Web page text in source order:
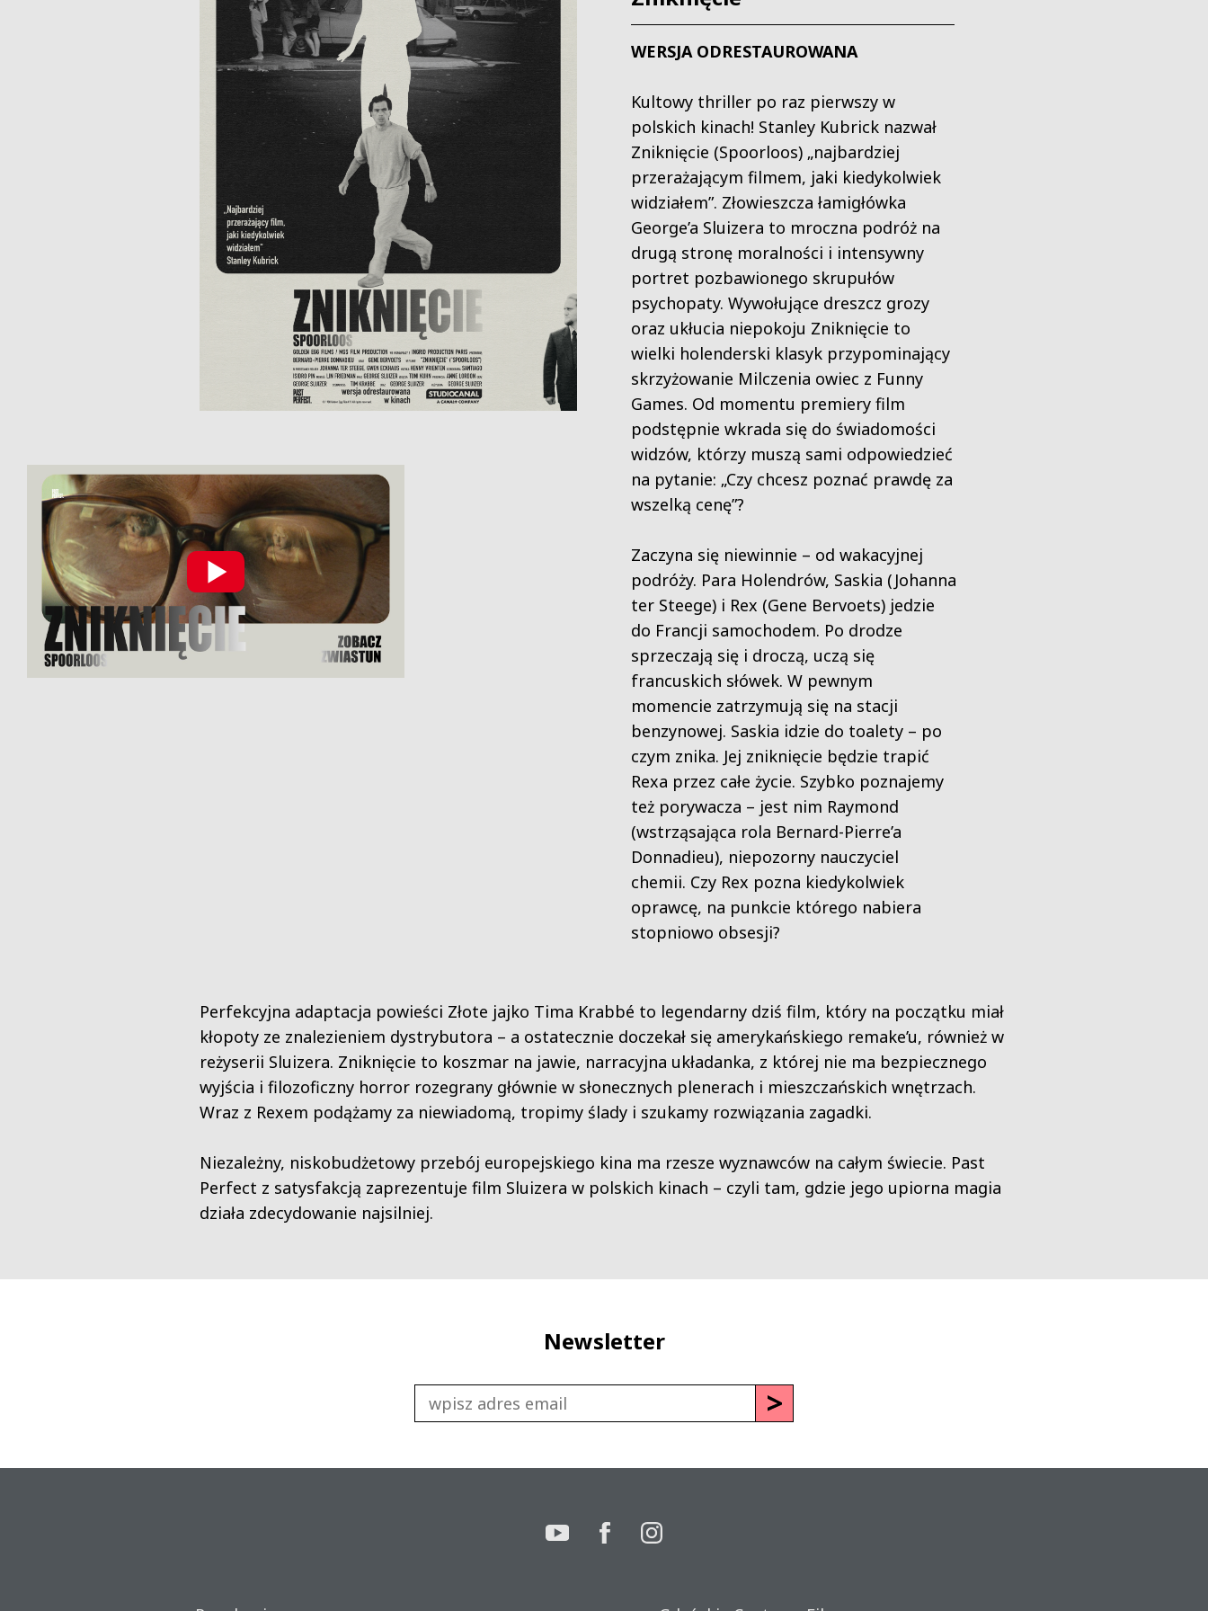
WERSJA ODRESTAUROWANA
Kultowy thriller po raz pierwszy w
polskich kinach! Stanley Kubrick nazwał
Zniknięcie (Spoorloos) „najbardziej
przerażającym filmem, jaki kiedykolwiek
widziałem”. Złowieszcza łamigłówka
George’a Sluizera to mroczna podróż na
drugą stronę moralności i intensywny
portret pozbawionego skrupułów
psychopaty. Wywołujące dreszcz grozy
oraz ukłucia niepokoju Zniknięcie to
wielki holenderski klasyk przypominający
skrzyżowanie Milczenia owiec z Funny
Games. Od momentu premiery film
podstępnie wkrada się do świadomości
widzów, którzy muszą sami odpowiedzieć
na pytanie: „Czy chcesz poznać prawdę za
wszelką cenę”?
Zaczyna się niewinnie – od wakacyjnej
podróży. Para Holendrów, Saskia (Johanna
ter Steege) i Rex (Gene Bervoets) jedzie
do Francji samochodem. Po drodze
sprzeczają się i droczą, uczą się
francuskich słówek. W pewnym
momencie zatrzymują się na stacji
benzynowej. Saskia idzie do toalety – po
czym znika. Jej zniknięcie będzie trapić
Rexa przez całe życie. Szybko poznajemy
też porywacza – jest nim Raymond
(wstrząsająca rola Bernard-Pierre’a
Donnadieu), niepozorny nauczyciel
chemii. Czy Rex pozna kiedykolwiek
oprawcę, na punkcie którego nabiera
stopniowo obsesji?
Perfekcyjna adaptacja powieści Złote jajko Tima Krabbé to legendarny dziś film, który na początku miał
kłopoty ze znalezieniem dystrybutora – a ostatecznie doczekał się amerykańskiego remake’u, również w
reżyserii Sluizera. Zniknięcie to koszmar na jawie, narracyjna układanka, z której nie ma bezpiecznego
wyjścia i filozoficzny horror rozegrany głównie w słonecznych plenerach i mieszczańskich wnętrzach.
Wraz z Rexem podążamy za niewiadomą, tropimy ślady i szukamy rozwiązania zagadki.
Niezależny, niskobudżetowy przebój europejskiego kina ma rzesze wyznawców na całym świecie. Past
Perfect z satysfakcją zaprezentuje film Sluizera w polskich kinach – czyli tam, gdzie jego upiorna magia
działa zdecydowanie najsilniej.
Newsletter